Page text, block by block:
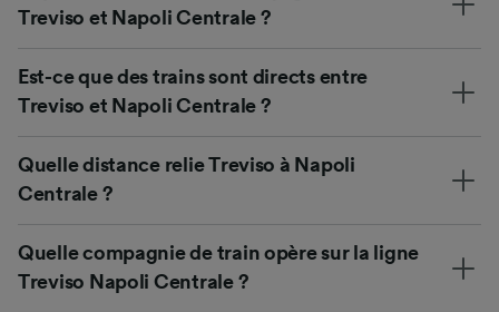
Treviso et Napoli Centrale ?
Est-ce que des trains sont directs entre
Treviso et Napoli Centrale ?
Quelle distance relie Treviso à Napoli
Centrale ?
Quelle compagnie de train opère sur la ligne
Treviso Napoli Centrale ?